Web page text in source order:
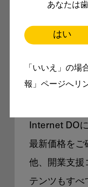
あなたは
はい
「いいえ」の場
報」ページへリ
製品
Internet DO
最新価格をご
他、開業支援
テンツもすべ